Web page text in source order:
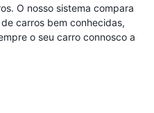
O nosso sistema compara
carros bem conhecidas,
o seu carro connosco a